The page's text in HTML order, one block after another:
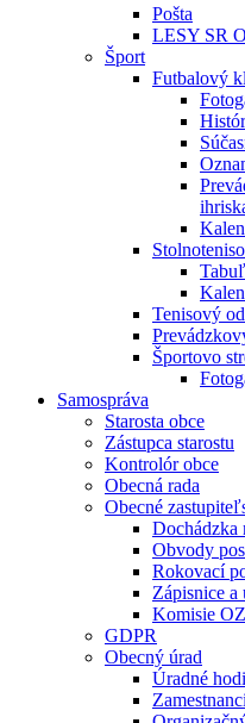
Pošta
LESY SR
Šport
Futbalový
Tenisový
Športovo
Samospráva
Starosta obce
Zástupca starostu
Kontrolór obce
Obecná rada
Obecné
Dochádzka
Obvody
Rokovací
Zápisnice a
Komisie OZ
GDPR
Obecný úrad
Úradné
Zamestnanci